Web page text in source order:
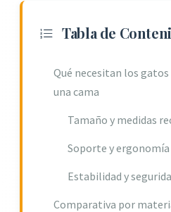
Tabla de
Qué necesitan los gatos
una cama
Tamaño y medidas
Soporte y ergonomía
Estabilidad y
Comparativa por